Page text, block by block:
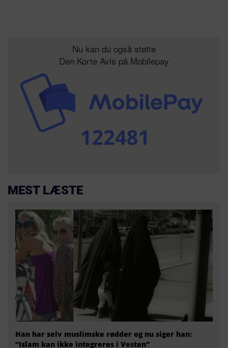
Nu kan du også støtte
Den Korte Avis på Mobilepay
MEST LÆSTE
Han har selv muslimske rødder og nu siger han:
“Islam kan ikke integreres i Vesten”